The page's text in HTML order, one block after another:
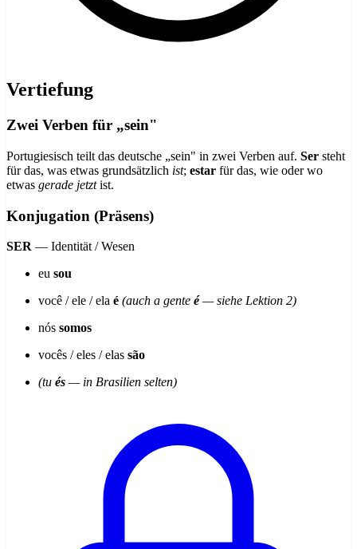
Vertiefung
Zwei Verben für „sein"
Portugiesisch teilt das deutsche „sein" in zwei Verben auf. Ser steht
für das, was etwas grundsätzlich ist; estar für das, wie oder wo
etwas gerade jetztist.
Konjugation (Präsens)
SER — Identität / Wesen
eu sou
você / ele / ela é (auch a gente é— siehe Lektion 2)
nós somos
vocês / eles / elas são
(tu és — in Brasilien selten)